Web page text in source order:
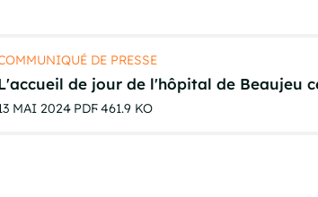
DE PRESSE
de jour de l'hôpital de Beaujeu
MAI 2024 PDF 461.9 KO